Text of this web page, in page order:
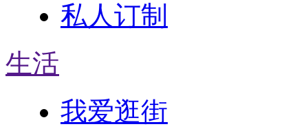
私人订制
生活
我爱逛街